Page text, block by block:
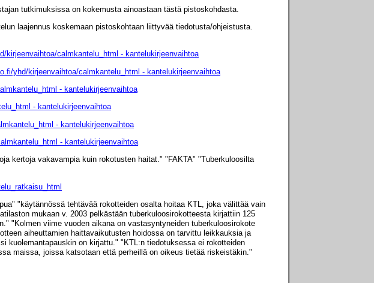
tutkimuksissa on kokemusta ainoastaan tästä pistoskohdasta.
laajennus koskemaan pistoskohtaan liittyvää tiedotusta/ohjeistusta.
kirjeenvaihtoa/calmkantelu_html - kantelukirjeenvaihtoa
yhd/kirjeenvaihtoa/calmkantelu_html - kantelukirjeenvaihtoa
- kantelukirjeenvaihtoa
- kantelukirjeenvaihtoa
- kantelukirjeenvaihtoa
- kantelukirjeenvaihtoa
kertoja vakavampia kuin rokotusten haitat." "FAKTA" "Tuberkuloosilta
"käytännössä tehtävää rokotteiden osalta hoitaa KTL, joka välittää vain
mukaan v. 2003 pelkästään tuberkuloosirokotteesta kirjattiin 125
"Kolmen viime vuoden aikana on vastasyntyneiden tuberkuloosirokote
aiheuttamien haittavaikutusten hoidossa on tarvittu leikkauksia ja
kuolemantapauskin on kirjattu." "KTL:n tiedotuksessa ei rokotteiden
maissa, joissa katsotaan että perheillä on oikeus tietää riskeistäkin."